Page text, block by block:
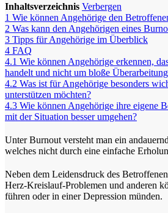
Inhaltsverzeichnis Verbergen
1 Wie können Angehörige den
2 Was kann den Angehörigen eines
3 Tipps für Angehörige im Überblick
4 FAQ
4.1 Wie können Angehörige erkennen,
handelt und nicht um bloße
4.2 Was ist für Angehörige besonders
unterstützen möchten?
4.3 Wie können Angehörige ihre eigene
mit der Situation besser umgehen?
Unter Burnout versteht man ein
welches nicht durch eine einfache
Neben dem Leidensdruck des
Herz-Kreislauf-Problemen und anderen
führen oder in einer Depression münden.